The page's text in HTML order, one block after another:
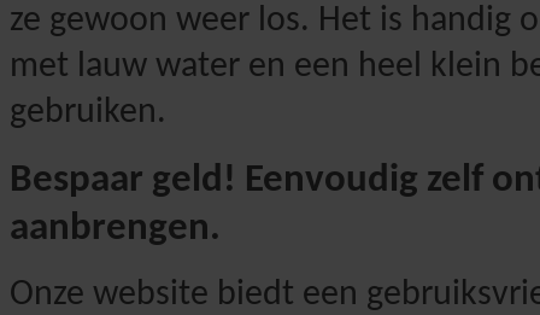
ze gewoon weer los. Het is handig
met lauw water en een heel klein
gebruiken.
Bespaar geld! Eenvoudig zelf
aanbrengen.
Onze website biedt een